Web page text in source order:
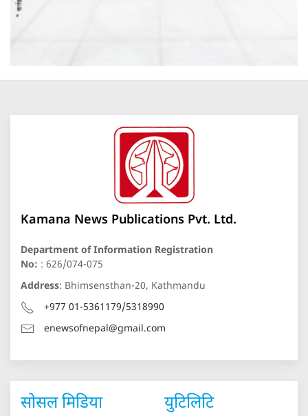
Kamana News Publications Pvt. Ltd.
Department of Information Registration
No: : 626/074-075
Address: Bhimsensthan-20, Kathmandu
+977 01-5361179/5318990
enewsofnepal@gmail.com
सोसल मिडिया युटिलिटि